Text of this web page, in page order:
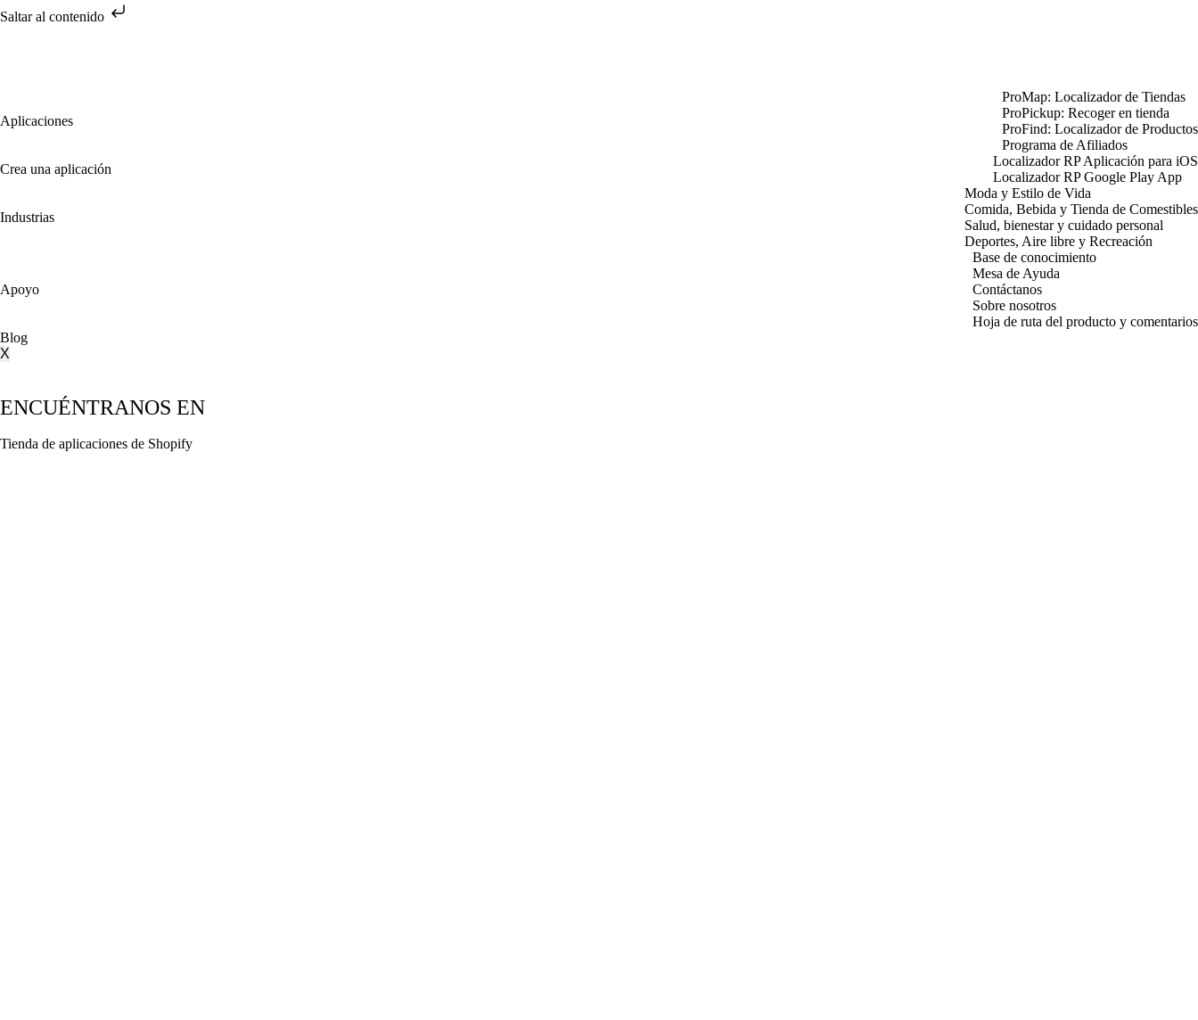
Saltar al contenido
Aplicaciones
ProMap: Localizador de Tiendas
ProPickup: Recoger en tienda
ProFind: Localizador de Productos
Programa de Afiliados
Crea una aplicación
Localizador RP Aplicación para iOS
Localizador RP Google Play App
Industrias
Moda y Estilo de Vida
Comida, Bebida y Tienda de Comestibles
Salud, bienestar y cuidado personal
Deportes, Aire libre y Recreación
Apoyo
Base de conocimiento
Mesa de Ayuda
Contáctanos
Sobre nosotros
Hoja de ruta del producto y comentarios
Blog
X
ENCUÉNTRANOS EN
Tienda de aplicaciones de Shopify